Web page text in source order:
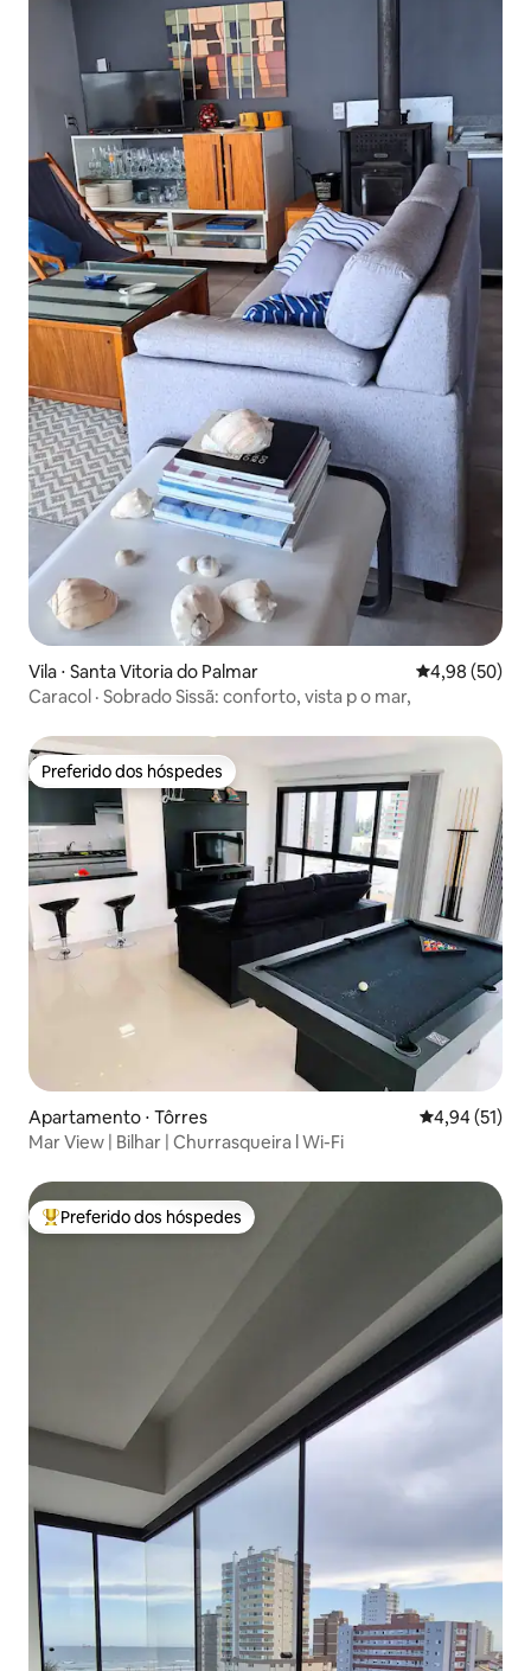
Vila ⋅ Santa Vitoria do Palmar 4,98 de uma
4,98 (50)
Caracol · Sobrado Sissã: conforto, vista p o mar,
Preferido dos hóspedes
Preferido dos hóspedes
Apartamento ⋅ Tôrres 4,94 de uma
4,94 (51)
Mar View | Bilhar | Churrasqueira l Wi-Fi
Entre os melhores preferidos dos hóspedes
Preferido dos hóspedes